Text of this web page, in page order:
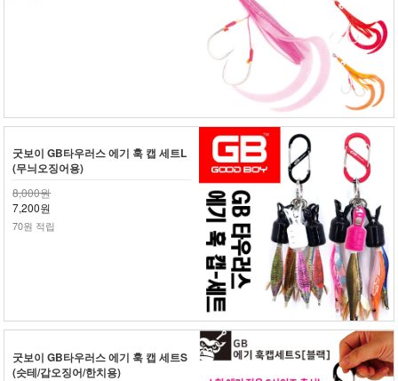
굿보이 GB타우러스 에기 훅 캡 세트L
(무늬오징어용)
8,000원
7,200원
70원 적립
굿보이 GB타우러스 에기 훅 캡 세트S
(슷테/갑오징어/한치용)